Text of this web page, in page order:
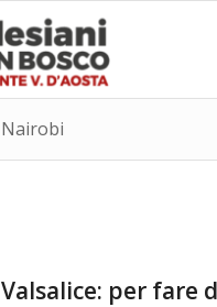
Valsalice: per fare